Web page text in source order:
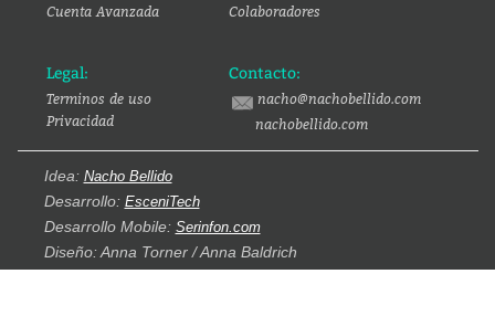
Cuenta Avanzada
Colaboradores
Legal:
Terminos de uso
Privacidad
Contacto:
nacho@nachobellido.com
nachobellido.com
Idea: Nacho Bellido
Desarrollo: EsceniTech
Desarrollo Mobile: Serinfon.com
Diseño: Anna Torner / Anna Baldrich